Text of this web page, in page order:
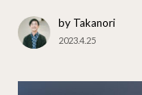
by Takanori
2023.4.25